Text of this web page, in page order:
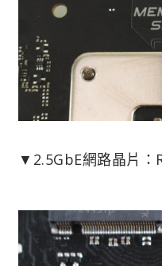
▼2.5GbE網路晶片：